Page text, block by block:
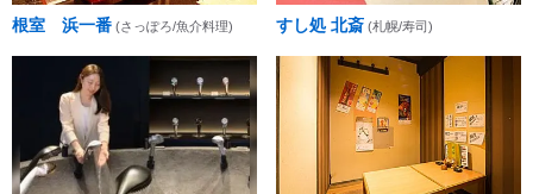
根室 浜一番 (さっぽろ/魚介料理) すし処 北斎 (札幌/寿司)